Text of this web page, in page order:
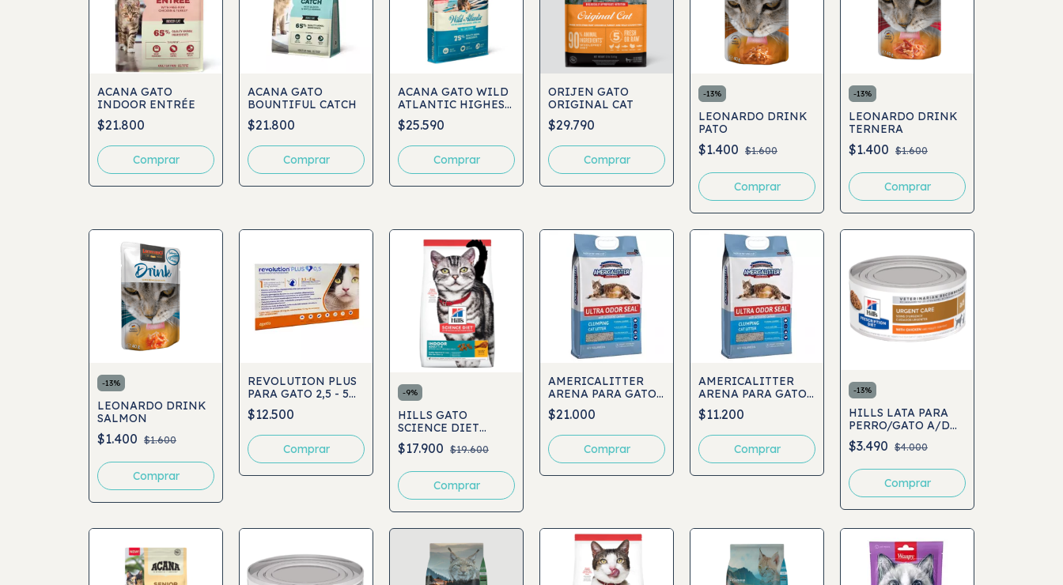
ACANA GATO
INDOOR ENTRÉE
$21.800
Comprar
ACANA GATO
BOUNTIFUL CATCH
$21.800
Comprar
ACANA GATO WILD
ATLANTIC HIGHEST
PROTEIN
$25.590
Comprar
ORIJEN GATO
ORIGINAL CAT
$29.790
Comprar
-13%
LEONARDO DRINK
PATO
$1.400 $1.600
-13%
LEONARDO DRINK
TERNERA
$1.400 $1.600
-13%
LEONARDO DRINK
SALMON
$1.400 $1.600
REVOLUTION PLUS
PARA GATO 2,5 - 5
KG (0,5 ML)
$12.500
-9%
HILLS GATO
SCIENCE DIET
INDOOR 1-6
$17.900 $19.600
Comprar
AMERICALITTER
ARENA PARA GATO
ULTRA ODOR SEAL
15KG
$21.000
Comprar
AMERICALITTER
ARENA PARA GATO
ULTRA ODOR SEAL
7KG
$11.200
Comprar
-13%
HILLS LATA PARA
PERRO/GATO A/D
URGENT CARE
156GR
$3.490 $4.000